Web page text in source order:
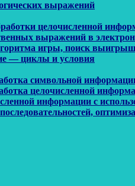
выражений
целочисленной
выражений в
игры, поиск
— циклы и условия
символьной
целочисленной
информации с